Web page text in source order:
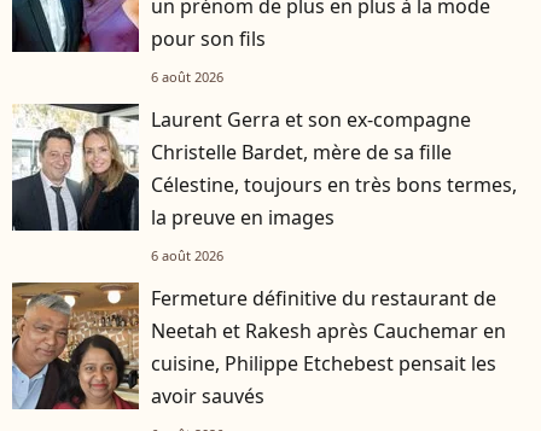
un prénom de plus en plus à la mode
pour son fils
6 août 2026
Laurent Gerra et son ex-compagne
Christelle Bardet, mère de sa fille
Célestine, toujours en très bons termes,
la preuve en images
6 août 2026
Fermeture définitive du restaurant de
Neetah et Rakesh après Cauchemar en
cuisine, Philippe Etchebest pensait les
avoir sauvés